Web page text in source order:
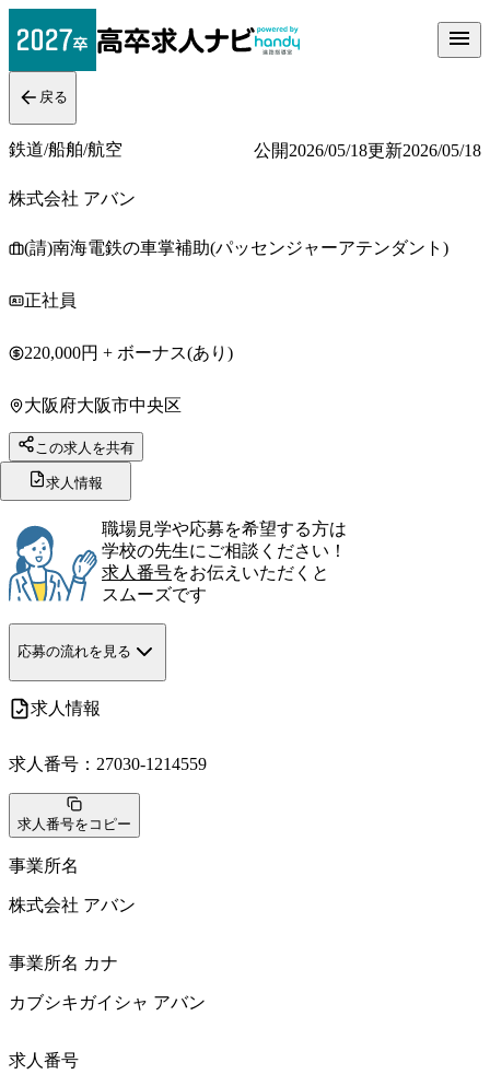
戻る
鉄道/船舶/航空 公開2026/05/18更新2026/05/18
株式会社 アバン
(請)南海電鉄の車掌補助(パッセンジャーアテンダント)
正社員
220,000円 + ボーナス(あり)
大阪府大阪市中央区
この求人を共有
求人情報
職場見学や応募を希望する方は
学校の先生にご相談ください！
求人番号をお伝えいただくと
スムーズです
応募の流れを見る
求人情報
求人番号： 27030-1214559
求人番号をコピー
事業所名
株式会社 アバン
事業所名 カナ
カブシキガイシャ アバン
求人番号